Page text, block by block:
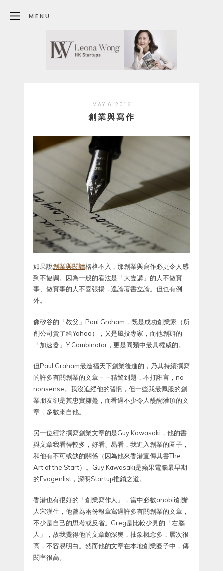
MENU
MAY 6, 2016
創業與寫作
如果說創業與閱讀格格不入，那創業與寫作必更令人感
到不協調。因為一般的看法是「大隻講」的人不做實
事、做實事的人不喜張揚，遑論著書立論。但也有例
外。
像矽谷的「教父」Paul Graham，既是成功創業家（所
創公司賣了給Yahoo），又是風投專家，而他創辦的
「加速器」Y Combinator，更是同類中最具權威的。
但Paul Graham最造福天下創業後進的，乃其持續撰寫
的許多有關創業的文章－－精警到題，不打誑言，no-
nonsense。我沒追縱他的習慣，但一些我最佩服的創
業朋友卻是其忠實擁躉，而看過不少令人醍醐灌頂的文
章，多數來自他。
另一位經常撰寫創業文章的是Guy Kawasaki，他的書
與文章我看得較多，好看、易看，我進入創業的圈子，
和他有不可或缺的關係（因為他來香港宣傳其書The
Art of the Start）。Guy Kawasaki是蘋果電腦最早期
的Evagenlist，深明Startup推銷之道。
香港也有很好的「創業寫作人」，當中必數anobii創辦
人宋漢生，他曾為兩份報章寫過許多有關創業的文章，
不少是自己的思考或反省。Greg是比較少見的「右腦
人」，故我覺得他的文章頗深奧，抽象概念多，層次很
高，不容易明白。然而他的文章在本地創業圈子中，傳
閱率很高。